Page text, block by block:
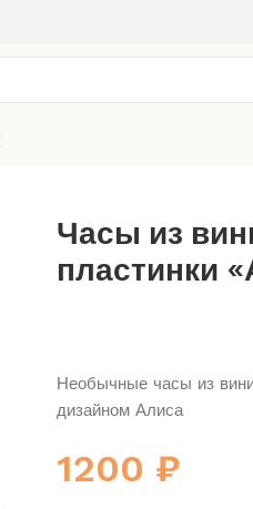
Часы из
пластинки
Необычные часы из
дизайном Алиса
1200 ₽